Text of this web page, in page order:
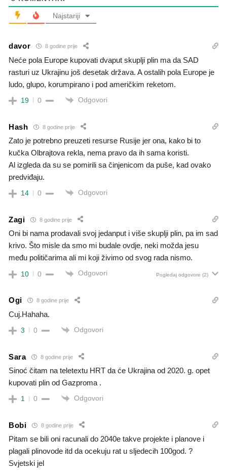
Najstariji
davor 8 godine prije
Neće pola Europe kupovati dvaput skuplji plin ma da SAD
rasturi uz Ukrajinu još desetak država. A ostalih pola Europe je
ludo, glupo, korumpirano i pod američkim reketom.
19 0 Odgovori
Hash 8 godine prije
Zato je potrebno preuzeti resurse Rusije jer ona, kako bi to
kučka Olbrajtova rekla, nema pravo da ih sama koristi.
Al izgleda da su se pomirili sa činjenicom da puše, kad ovako
predviđaju.
14 0 Odgovori
Zagi 8 godine prije
Oni bi nama prodavali svoj jedanput i više skuplji plin, pa im sad
krivo. Što misle da smo mi budale ovdje, neki možda jesu
među političarima ali mi koji živimo od svog rada nismo.
10 0 Odgovori Pogledaj odgovore (2)
Ogi 8 godine prije
Cuj.Hahaha.
3 0 Odgovori
Sara 8 godine prije
Sinoć čitam na teletextu HRT da će Ukrajina od 2020. g. opet
kupovati plin od Gazproma .
1 0 Odgovori
Bobi 8 godine prije
Pitam se bili oni racunali do 2040e takve projekte i planove i
plagali plinovode itd da ocekuju rat u sljedecih 100god. ?
Svjetski jel